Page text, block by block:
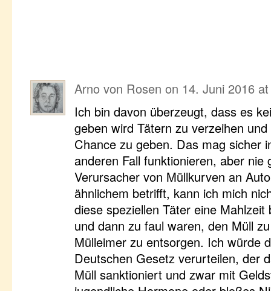
Arno von Rosen on 14. Juni 2016
Ich bin davon überzeugt, dass es
geben wird Tätern zu verzeihen
Chance zu geben. Das mag sicher
anderen Fall funktionieren, aber nie
Verursacher von Müllkurven an
ähnlichem betrifft, kann ich mich
diese speziellen Täter eine
und dann zu faul waren, den Müll
Mülleimer zu entsorgen. Ich würde
Deutschen Gesetz verurteilen, der
Müll sanktioniert und zwar mit